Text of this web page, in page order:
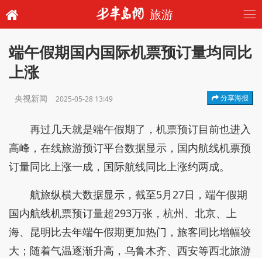
旅游
端午假期国内国际机票预订量均同比
上涨
央视新闻 2025-05-28 13:49 分享海报
再过几天就是端午假期了，机票预订目前也进入
高峰，在线旅游预订平台数据显示，国内航线机票预
订量同比上涨一成，国际航线同比上涨约两成。
航旅纵横大数据显示，截至5月27日，端午假期
国内航线机票预订量超293万张，杭州、北京、上
海、昆明比去年端午假期更加热门，旅客同比增幅较
大；随着气温逐渐升高，乌鲁木齐、西安等西北旅游